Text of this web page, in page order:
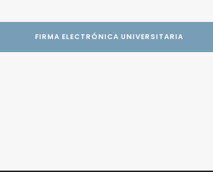
FIRMA ELECTRÓNICA UNIVERSITARIA